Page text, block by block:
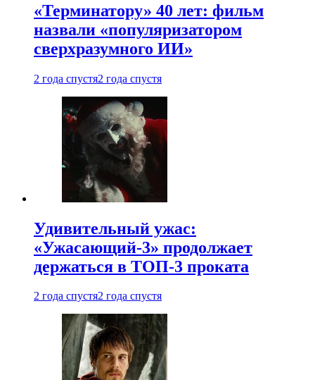
«Терминатору» 40 лет: фильм
назвали «популяризатором
сверхразумного ИИ»
2 года спустя2 года спустя
Удивительный ужас:
«Ужасающий-3» продолжает
держаться в ТОП-3 проката
2 года спустя2 года спустя